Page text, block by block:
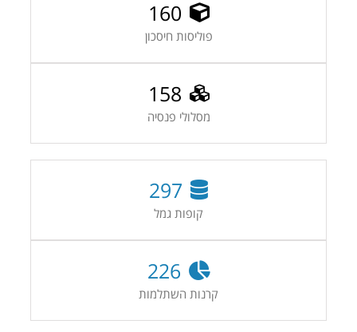
160
פוליסות חיסכון
158
מסלולי פנסיה
297
קופות גמל
226
קרנות השתלמות